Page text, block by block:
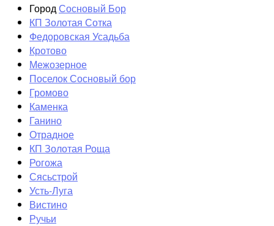
ГородСосновый Бор
КП Золотая Сотка
Федоровская Усадьба
Кротово
Межозерное
Поселок Сосновый бор
Громово
Каменка
Ганино
Отрадное
КП Золотая Роща
Рогожа
Сясьстрой
Усть-Луга
Вистино
Ручьи